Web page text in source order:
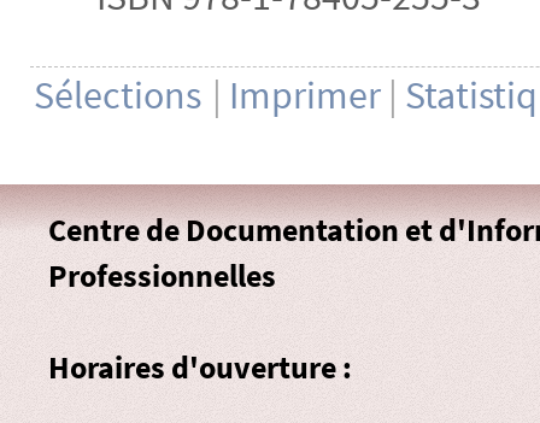
Sélections | Imprimer |
Centre de Documentation et
Professionnelles
Horaires d'ouverture :